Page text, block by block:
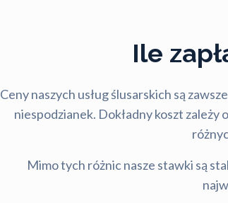
Ile
Ceny naszych usług ślusarskich są
niespodzianek. Dokładny koszt zależy
Mimo tych różnic nasze stawki są